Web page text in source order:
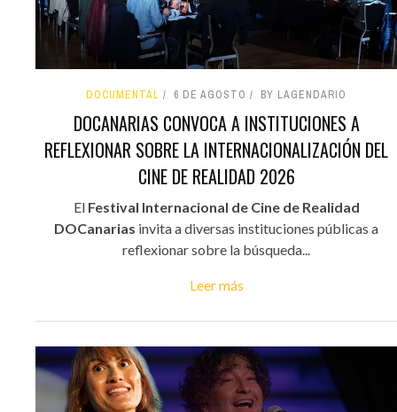
DOCUMENTAL 6 DE AGOSTO BY LAGENDARIO
DOCANARIAS CONVOCA A INSTITUCIONES A
REFLEXIONAR SOBRE LA INTERNACIONALIZACIÓN DEL
CINE DE REALIDAD 2026
El Festival Internacional de Cine de Realidad
DOCanarias invita a diversas instituciones públicas a
reflexionar sobre la búsqueda...
Leer más